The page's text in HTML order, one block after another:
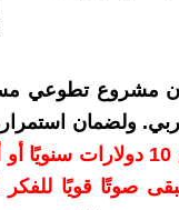
مشروع تطوعي
ولضمان
بدعمكم بمبلغ 10
صوتًا قويًا